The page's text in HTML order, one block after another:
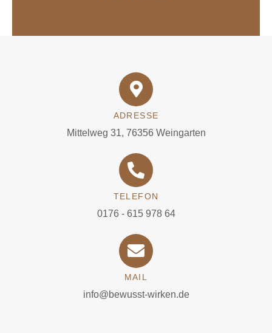
ADRESSE
Mittelweg 31, 76356 Weingarten
TELEFON
0176 - 615 978 64
MAIL
info@bewusst-wirken.de